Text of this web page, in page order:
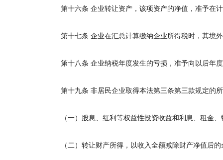
第十六条 企业转让资产，该项资产的净值，准予在
第十七条 企业在汇总计算缴纳企业所得税时，其境
第十八条 企业纳税年度发生的亏损，准予向以后年
第十九条 非居民企业取得本法第三条第三款规定的
（一）股息、红利等权益性投资收益和利息、租金、
（二）转让财产所得，以收入全额减除财产净值后的